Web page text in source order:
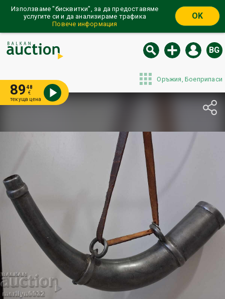
Използваме "бисквитки", за да предоставяме
услугите си и да анализираме трафика
Повече информация
OK
BG
Оръжия, Боеприпаси
8948
€
текуща цена